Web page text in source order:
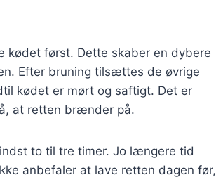
kødet først. Dette skaber en dybere
Efter bruning tilsættes de øvrige
kødet er mørt og saftigt. Det er
at retten brænder på.
to til tre timer. Jo længere tid
anbefaler at lave retten dagen før,